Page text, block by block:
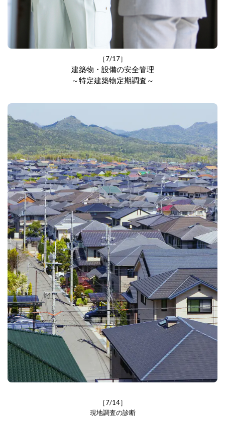
［7/17］
建築物・設備の安全管理
～特定建築物定期調査～
［7/14］
現地調査の診断